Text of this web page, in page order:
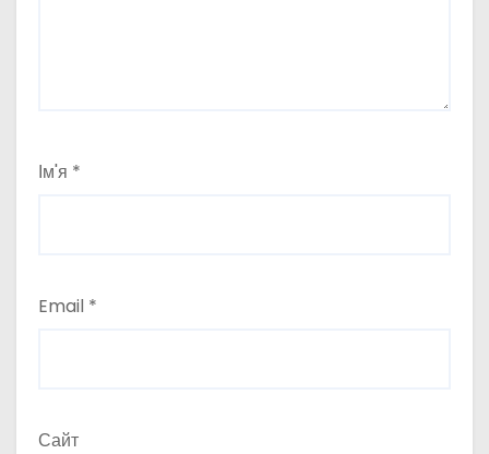
Ім'я *
Email *
Сайт